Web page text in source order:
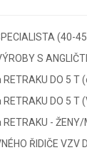
(40-
S
RETRAKU DO 5 T
DO 5 T
RETRAKU -
ŘIDIČE VZV